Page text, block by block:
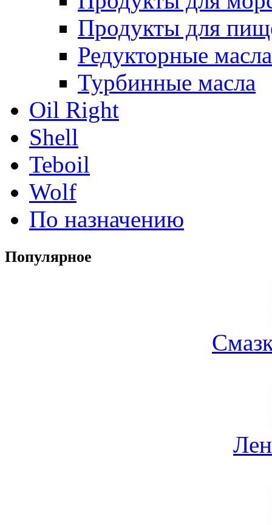
Продукты для
Редукторные масла
Турбинные масла
Oil Right
Shell
Teboil
Wolf
По назначению
Популярное